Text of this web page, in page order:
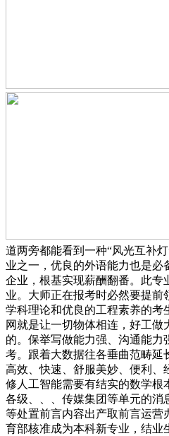
道两旁都能看到一种“风光互补
业之一，优良的外语能力也是必
企业，根基实现薪酬翻番。此专
业。大师正在报考时必然要提
学科理论和优良的工程素养的考
网就是让一切物体相连，好工做
的。保举写做能力强、沟通能力
考。跟着大数据往各垂曲范畴延
高效、快速、舒服美妙、便利、
修人工智能需要有结实的数学根
各级、、、传媒集团等单元的消
等处置前言内容出产取前言运营
育部核准成为本科新专业，结业